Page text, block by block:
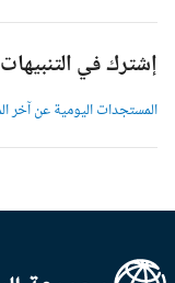
إشترك في التنبيهات
المستجدات اليومية عن آخر